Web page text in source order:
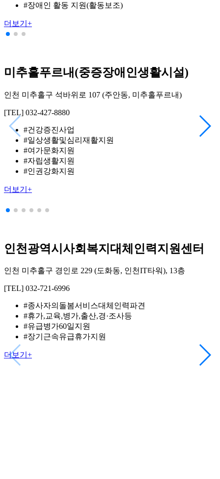
#장애인 활동 지원(활동보조)
더보기+
미추홀푸르내(중증장애인생활시설)
인천 미추홀구 석바위로 107 (주안동, 미추홀푸르내)
[TEL] 032-427-8880
#건강증진사업
#일상생활및심리재활지원
#여가문화지원
#자립생활지원
#인권강화지원
더보기+
인천광역시사회복지대체인력지원센터
인천 미추홀구 경인로 229 (도화동, 인천IT타워), 13층
[TEL] 032-721-6996
#종사자의돌봄서비스대체인력파견
#휴가,교육,병가,출산,경·조사등
#유급병가60일지원
#장기근속유급휴가지원
더보기+